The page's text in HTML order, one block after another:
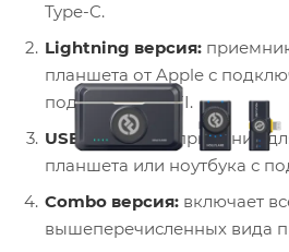
Type-C.
Lightning версия:
планшета от Apple с
поддержкой MFI.
USB-C версия: приемник
планшета или ноутбука с
Combo версия: включает
вышеперечисленных вида